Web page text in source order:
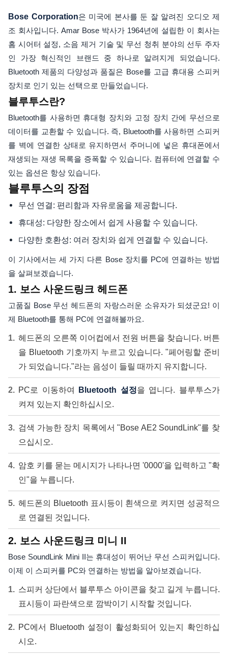
Bose Corporation은 미국에 본사를 둔 잘 알려진 오디오 제
조 회사입니다. Amar Bose 박사가 1964년에 설립한 이 회사는
홈 시어터 설정, 소음 제거 기술 및 무선 청취 분야의 선두 주자
인 가장 혁신적인 브랜드 중 하나로 알려지게 되었습니다.
Bluetooth 제품의 다양성과 품질은 Bose를 고급 휴대용 스피커
장치로 인기 있는 선택으로 만들었습니다.
블루투스란?
Bluetooth를 사용하면 휴대형 장치와 고정 장치 간에 무선으로
데이터를 교환할 수 있습니다. 즉, Bluetooth를 사용하면 스피커
를 벽에 연결한 상태로 유지하면서 주머니에 넣은 휴대폰에서
재생되는 재생 목록을 증폭할 수 있습니다. 컴퓨터에 연결할 수
있는 옵션은 항상 있습니다.
블루투스의 장점
무선 연결: 편리함과 자유로움을 제공합니다.
휴대성: 다양한 장소에서 쉽게 사용할 수 있습니다.
다양한 호환성: 여러 장치와 쉽게 연결할 수 있습니다.
이 기사에서는 세 가지 다른 Bose 장치를 PC에 연결하는 방법
을 살펴보겠습니다.
1. 보스 사운드링크 헤드폰
고품질 Bose 무선 헤드폰의 자랑스러운 소유자가 되셨군요! 이
제 Bluetooth를 통해 PC에 연결해볼까요.
헤드폰의 오른쪽 이어컵에서 전원 버튼을 찾습니다. 버튼
을 Bluetooth 기호까지 누르고 있습니다. "페어링할 준비
가 되었습니다."라는 음성이 들릴 때까지 유지합니다.
PC로 이동하여 Bluetooth 설정을 엽니다. 블루투스가
켜져 있는지 확인하십시오.
검색 가능한 장치 목록에서 "Bose AE2 SoundLink"를 찾
으십시오.
암호 키를 묻는 메시지가 나타나면 '0000'을 입력하고 "확
인"을 누릅니다.
헤드폰의 Bluetooth 표시등이 흰색으로 켜지면 성공적으
로 연결된 것입니다.
2. 보스 사운드링크 미니 II
Bose SoundLink Mini II는 휴대성이 뛰어난 무선 스피커입니다.
이제 이 스피커를 PC와 연결하는 방법을 알아보겠습니다.
스피커 상단에서 블루투스 아이콘을 찾고 길게 누릅니다.
표시등이 파란색으로 깜박이기 시작할 것입니다.
PC에서 Bluetooth 설정이 활성화되어 있는지 확인하십
시오.